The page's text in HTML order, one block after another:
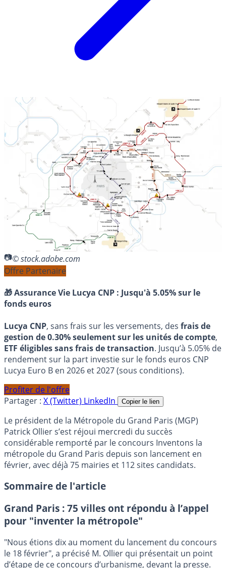
© stock.adobe.com
Offre Partenaire
🎁 Assurance Vie Lucya CNP : Jusqu'à 5.05% sur le
fonds euros
Lucya CNP, sans frais sur les versements, des frais de
gestion de 0.30% seulement sur les unités de compte,
ETF éligibles sans frais de transaction. Jusqu’à 5.05% de
rendement sur la part investie sur le fonds euros CNP
Lucya Euro B en 2026 et 2027 (sous conditions).
Profiter de l'offre
Partager : X (Twitter) LinkedIn Copier le lien
Le président de la Métropole du Grand Paris (MGP)
Patrick Ollier s’est réjoui mercredi du succès
considérable remporté par le concours Inventons la
métropole du Grand Paris depuis son lancement en
février, avec déjà 75 mairies et 112 sites candidats.
Sommaire de l'article
Grand Paris : 75 villes ont répondu à l’appel
pour "inventer la métropole"
"Nous étions dix au moment du lancement du concours
le 18 février", a précisé M. Ollier qui présentait un point
d’étape de ce concours d’urbanisme, devant la presse.